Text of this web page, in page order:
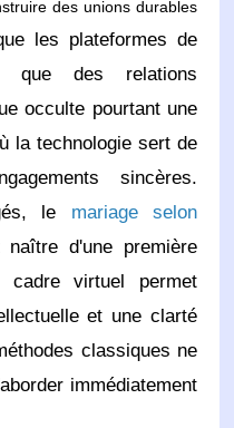
des unions durables.
les plateformes de
que des relations
occulte pourtant une
la technologie sert de
sincères.
le mariage selon
naître d'une première
cadre virtuel permet
et une clarté
classiques ne
immédiatement.